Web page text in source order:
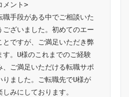
メント>
職手段がある中でご相談いた
ございました。初めてのエー
とですが、ご満足いただき弊
。U様のこれまでのご経験
、ご満足いただける転職サポ
りました。ご転職先でU様が
みにしております。